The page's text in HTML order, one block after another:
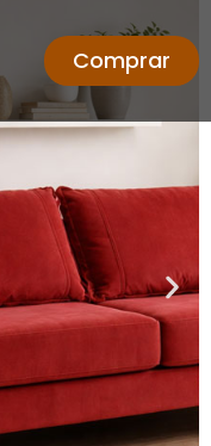
Comprar